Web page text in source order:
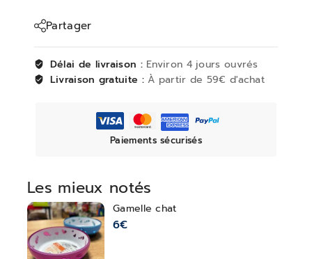
Les mieux notés
Gamelle chat
6€
Partager
Délai de livraison : Environ 4 jours ouvrés
Livraison gratuite :À partir de 59€ d'achat
Paiements sécurisés